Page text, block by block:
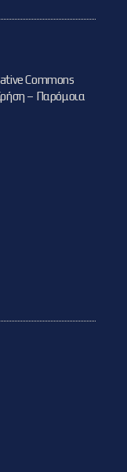
Commons
– Παρόμοια